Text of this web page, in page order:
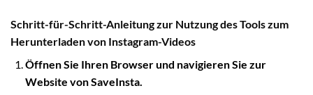
Schritt-für-Schritt-Anleitung zur Nutzung des Tools zum
Herunterladen von Instagram-Videos
Öffnen Sie Ihren Browser und navigieren Sie zur
Website von SaveInsta.